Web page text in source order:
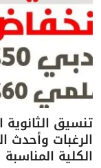
الرغبات وأحدث
الكلية المناسبة